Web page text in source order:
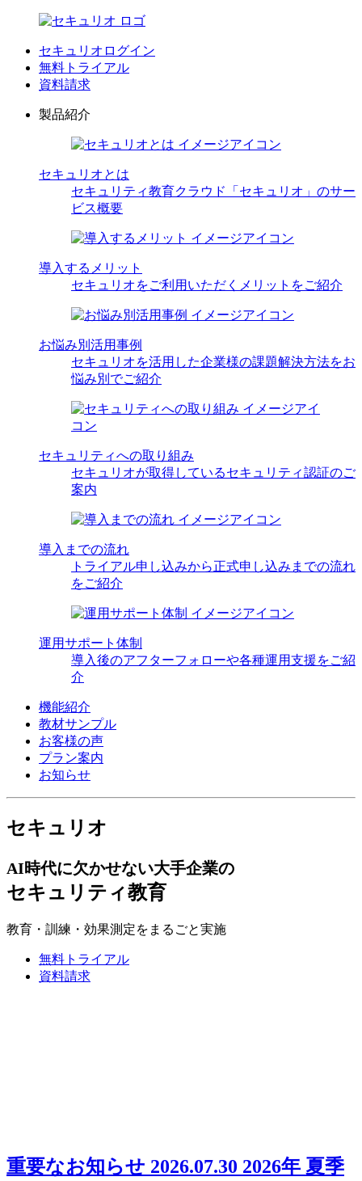
セキュリオログイン
無料トライアル
資料請求
製品紹介
セキュリオとは
セキュリティ教育クラウド「セキュリオ」のサー
ビス概要
導入するメリット
セキュリオをご利用いただくメリットをご紹介
お悩み別活用事例
セキュリオを活用した企業様の課題解決方法をお
悩み別でご紹介
セキュリティへの取り組み
セキュリオが取得しているセキュリティ認証のご
案内
導入までの流れ
トライアル申し込みから正式申し込みまでの流れ
をご紹介
運用サポート体制
導入後のアフターフォローや各種運用支援をご紹
介
機能紹介
教材サンプル
お客様の声
プラン案内
お知らせ
セキュリオ
AI時代に欠かせない大手企業の
セキュリティ教育
教育・訓練・効果測定をまるごと実施
無料トライアル
資料請求
重要なお知らせ 2026.07.30 2026年 夏季